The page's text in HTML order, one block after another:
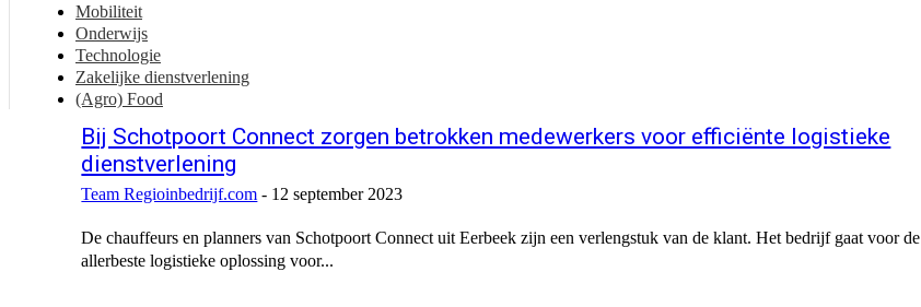
Mobiliteit
Onderwijs
Technologie
Zakelijke dienstverlening
(Agro) Food
Bij Schotpoort Connect zorgen betrokken medewerkers voor efficiënte logistieke
dienstverlening
Team Regioinbedrijf.com - 12 september 2023
De chauffeurs en planners van Schotpoort Connect uit Eerbeek zijn een verlengstuk van de klant. Het bedrijf gaat voor de
allerbeste logistieke oplossing voor...